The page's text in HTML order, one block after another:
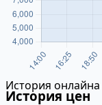
История
История цен